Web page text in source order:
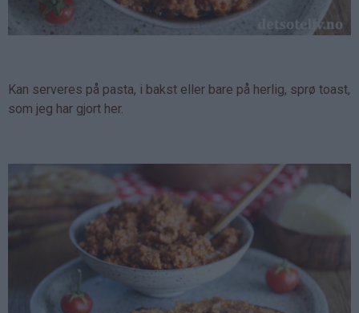
Kan serveres på pasta, i bakst eller bare på herlig, sprø toast,
som jeg har gjort her.